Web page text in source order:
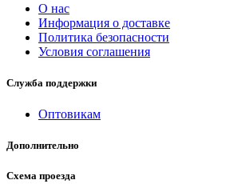
О нас
Информация о доставке
Политика безопасности
Условия соглашения
Служба поддержки
Оптовикам
Дополнительно
Схема проезда